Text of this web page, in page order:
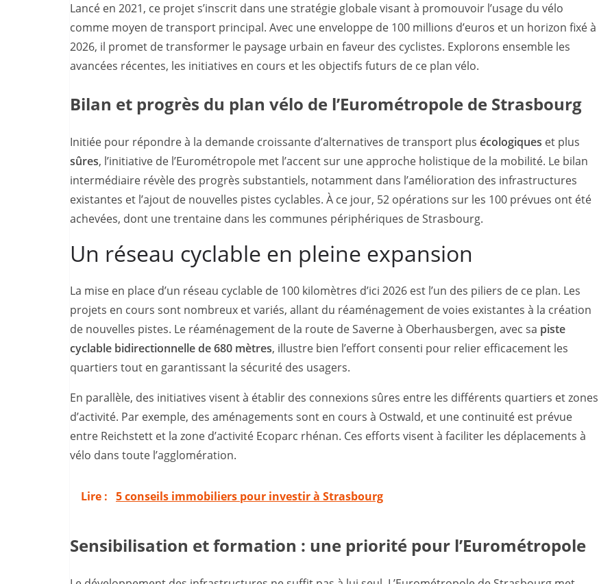
Lancé en 2021, ce projet s’inscrit dans une stratégie globale visant à promouvoir l’usage du vélo
comme moyen de transport principal. Avec une enveloppe de 100 millions d’euros et un horizon fixé à
2026, il promet de transformer le paysage urbain en faveur des cyclistes. Explorons ensemble les
avancées récentes, les initiatives en cours et les objectifs futurs de ce plan vélo.
Bilan et progrès du plan vélo de l’Eurométropole de Strasbourg
Initiée pour répondre à la demande croissante d’alternatives de transport plus écologiques et plus
sûres, l’initiative de l’Eurométropole met l’accent sur une approche holistique de la mobilité. Le bilan
intermédiaire révèle des progrès substantiels, notamment dans l’amélioration des infrastructures
existantes et l’ajout de nouvelles pistes cyclables. À ce jour, 52 opérations sur les 100 prévues ont été
achevées, dont une trentaine dans les communes périphériques de Strasbourg.
Un réseau cyclable en pleine expansion
La mise en place d’un réseau cyclable de 100 kilomètres d’ici 2026 est l’un des piliers de ce plan. Les
projets en cours sont nombreux et variés, allant du réaménagement de voies existantes à la création
de nouvelles pistes. Le réaménagement de la route de Saverne à Oberhausbergen, avec sa piste
cyclable bidirectionnelle de 680 mètres, illustre bien l’effort consenti pour relier efficacement les
quartiers tout en garantissant la sécurité des usagers.
En parallèle, des initiatives visent à établir des connexions sûres entre les différents quartiers et zones
d’activité. Par exemple, des aménagements sont en cours à Ostwald, et une continuité est prévue
entre Reichstett et la zone d’activité Ecoparc rhénan. Ces efforts visent à faciliter les déplacements à
vélo dans toute l’agglomération.
Lire : 5 conseils immobiliers pour investir à Strasbourg
Sensibilisation et formation : une priorité pour l’Eurométropole